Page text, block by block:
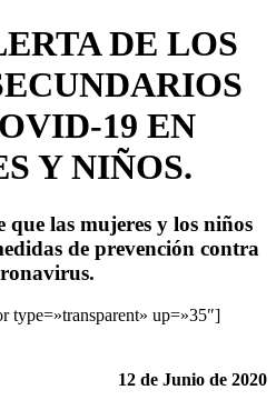
DE LOS
19 EN
Y NIÑOS.
que las mujeres y los niños
de prevención contra
type=»transparent» up=»35″]
12 de Junio de 2020